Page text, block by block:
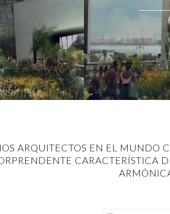
ARQUITECTOS EN EL MUNDO
CARACTERÍSTICA